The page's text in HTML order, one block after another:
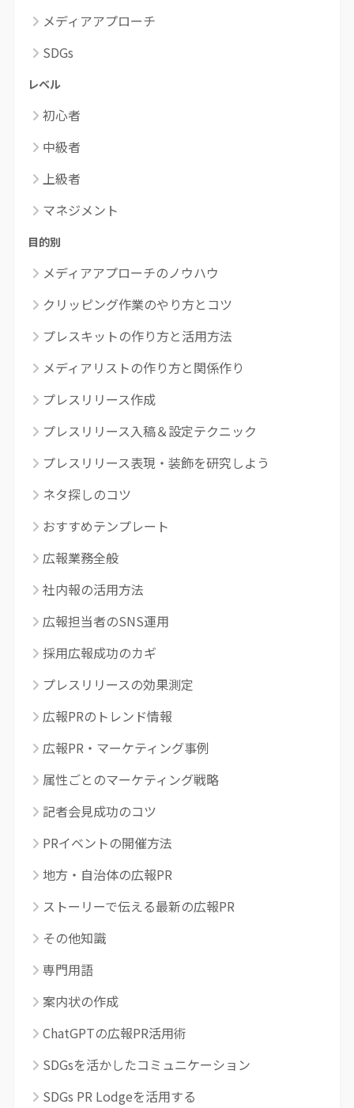
メディアアプローチ
SDGs
レベル
初心者
中級者
上級者
マネジメント
目的別
メディアアプローチのノウハウ
クリッピング作業のやり方とコツ
プレスキットの作り方と活用方法
メディアリストの作り方と関係作り
プレスリリース作成
プレスリリース入稿＆設定テクニック
プレスリリース表現・装飾を研究しよう
ネタ探しのコツ
おすすめテンプレート
広報業務全般
社内報の活用方法
広報担当者のSNS運用
採用広報成功のカギ
プレスリリースの効果測定
広報PRのトレンド情報
広報PR・マーケティング事例
属性ごとのマーケティング戦略
記者会見成功のコツ
PRイベントの開催方法
地方・自治体の広報PR
ストーリーで伝える最新の広報PR
その他知識
専門用語
案内状の作成
ChatGPTの広報PR活用術
SDGsを活かしたコミュニケーション
SDGs PR Lodgeを活用する